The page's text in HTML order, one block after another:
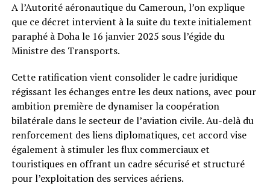
A l’Autorité aéronautique du Cameroun, l’on explique
que ce décret intervient à la suite du texte initialement
paraphé à Doha le 16 janvier 2025 sous l’égide du
Ministre des Transports.
Cette ratification vient consolider le cadre juridique
régissant les échanges entre les deux nations, avec pour
ambition première de dynamiser la coopération
bilatérale dans le secteur de l’aviation civile. Au-delà du
renforcement des liens diplomatiques, cet accord vise
également à stimuler les flux commerciaux et
touristiques en offrant un cadre sécurisé et structuré
pour l’exploitation des services aériens.